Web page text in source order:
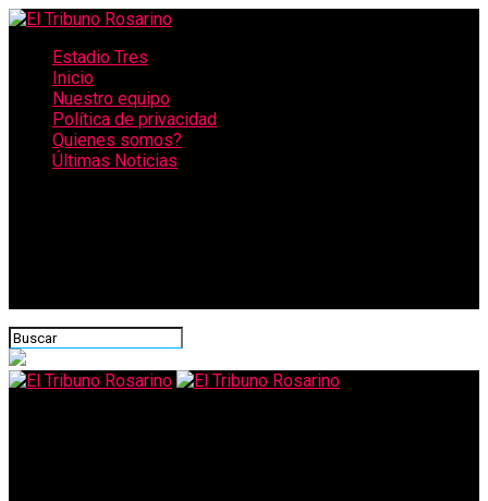
Estadio Tres
Inicio
Nuestro equipo
Política de privacidad
Quienes somos?
Últimas Noticias